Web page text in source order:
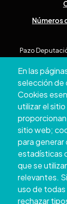
En las
selección de
Cookies
utilizar el
proporcionan
sitio web;
para generar
estadísticas
que se
relevantes.
uso de
rechazar
Números
Pazo
Copyright